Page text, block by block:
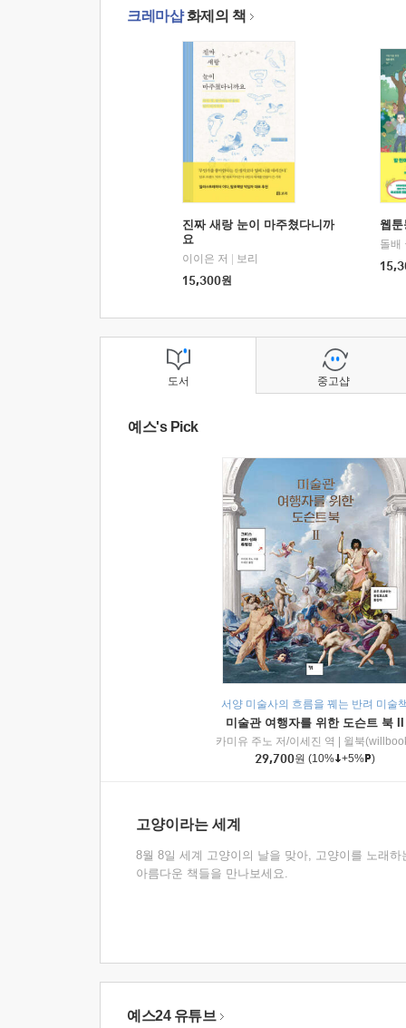
크레마샵화제의 책
진짜 새랑 눈이 마주쳤다니까
요
이이은 저
보리
15,300원
웹
돌배
도서
예스's Pick
서양 미술사의 흐름을 꿰는 반려 미술
미술관 여행자를 위한 도슨트 북 II
카미유 주노 저/이세진 역
윌북
29,700원 (10% +5% )
고양이라는 세계
8월 8일 세계 고양이의 날을 맞아, 고양이를 노래하
아름다운 책들을 만나보세요.
중고샵
예스24 유튜브